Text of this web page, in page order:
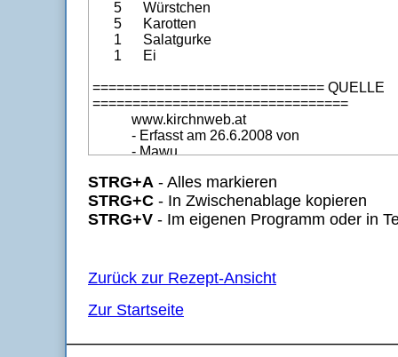
STRG+A - Alles markieren
STRG+C - In Zwischenablage kopieren
STRG+V - Im eigenen Programm oder in
Zurück zur Rezept-Ansicht
Zur Startseite